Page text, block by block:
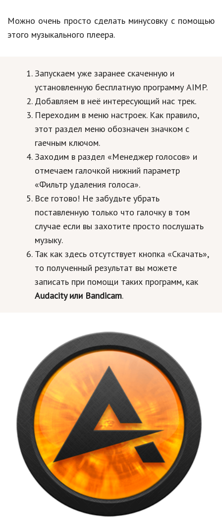
Можно очень просто сделать минусовку с помощью
этого музыкального плеера.
Запускаем уже заранее скаченную и
установленную бесплатную программу AIMP.
Добавляем в неё интересующий нас трек.
Переходим в меню настроек. Как правило,
этот раздел меню обозначен значком с
гаечным ключом.
Заходим в раздел «Менеджер голосов» и
отмечаем галочкой нижний параметр
«Фильтр удаления голоса».
Все готово! Не забудьте убрать
поставленную только что галочку в том
случае если вы захотите просто послушать
музыку.
Так как здесь отсутствует кнопка «Скачать»,
то полученный результат вы можете
записать при помощи таких программ, как
Audacity или Bandicam.